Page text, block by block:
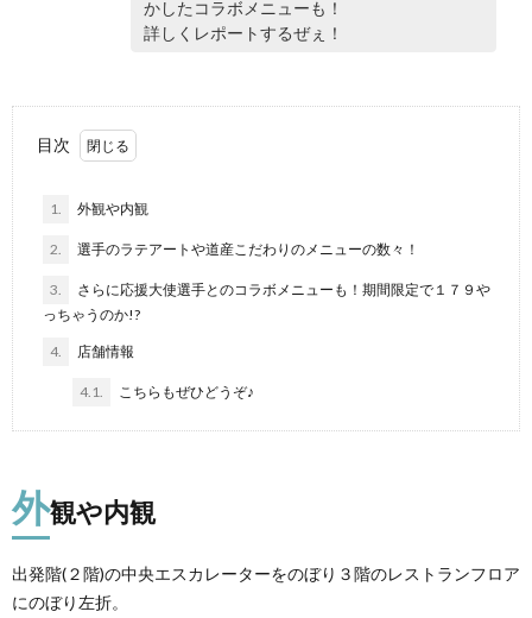
かしたコラボメニューも！
詳しくレポートするぜぇ！
目次
1. 外観や内観
2. 選手のラテアートや道産こだわりのメニューの数々！
3.
さらに応援大使選手とのコラボメニューも！期間限定で１７９や
っちゃうのか!?
4. 店舗情報
4.1. こちらもぜひどうぞ♪
外観や内観
出発階(２階)の中央エスカレーターをのぼり３階のレストランフロア
にのぼり左折。